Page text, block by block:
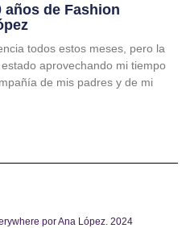
años de Fashion
todos estos meses, pero la
aprovechando mi tiempo
de mis padres y de mi
por Ana López. 2024